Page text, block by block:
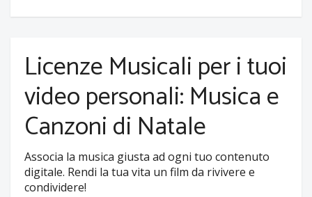
Licenze Musicali per i tuoi
video personali: Musica e
Canzoni di Natale
Associa la musica giusta ad ogni tuo contenuto
digitale. Rendi la tua vita un film da rivivere e
condividere!